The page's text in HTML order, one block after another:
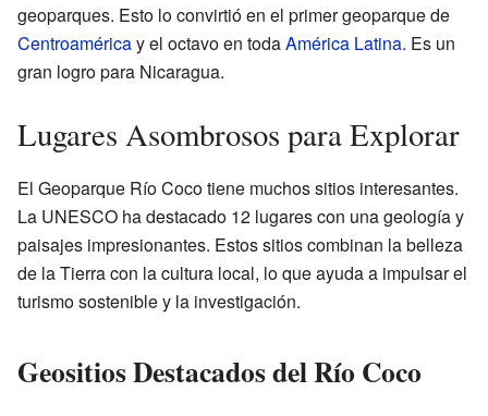
geoparques. Esto lo convirtió en el primer geoparque de
Centroaméricay el octavo en todaAmérica Latina. Es un
gran logro para Nicaragua.
Lugares Asombrosos para Explorar
El Geoparque Río Coco tiene muchos sitios interesantes.
La UNESCO ha destacado 12 lugares con una geología y
paisajes impresionantes. Estos sitios combinan la belleza
de la Tierra con la cultura local, lo que ayuda a impulsar el
turismo sostenible y la investigación.
Geositios Destacados del Río Coco